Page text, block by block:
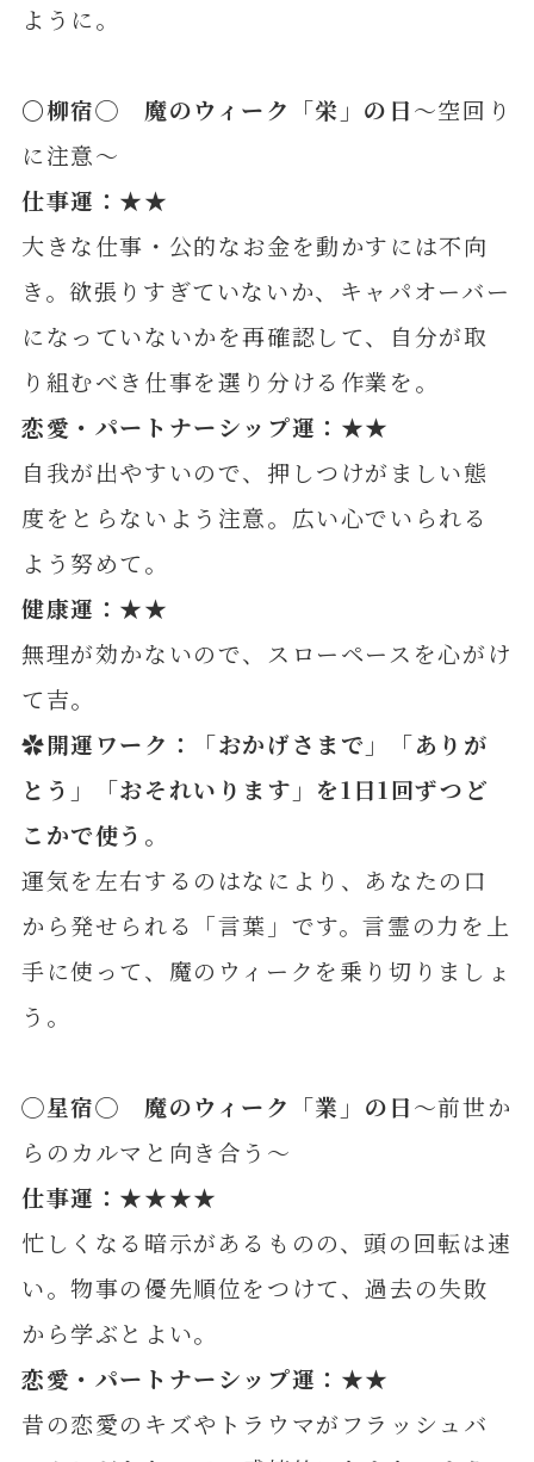
ように。
〇柳宿◯ 魔のウィーク「栄」の日～空回り
に注意～
仕事運：★★
大きな仕事・公的なお金を動かすには不向
き。欲張りすぎていないか、キャパオーバー
になっていないかを再確認して、自分が取
り組むべき仕事を選り分ける作業を。
恋愛・パートナーシップ運：★★
自我が出やすいので、押しつけがましい態
度をとらないよう注意。広い心でいられる
よう努めて。
健康運：★★
無理が効かないので、スローペースを心がけ
て吉。
✿開運ワーク：「おかげさまで」「ありが
とう」「おそれいります」を1日1回ずつど
こかで使う 。
運気を左右するのはなにより、あなたの口
から発せられる「言葉」です。言霊の力を上
手に使って、魔のウィークを乗り切りましょ
う。
◯星宿◯ 魔のウィーク「業」の日～前世か
らのカルマと向き合う～
仕事運：★★★★
忙しくなる暗示があるものの、頭の回転は速
い。物事の優先順位をつけて、過去の失敗
から学ぶとよい。
恋愛・パートナーシップ運：★★
昔の恋愛のキズやトラウマがフラッシュバ